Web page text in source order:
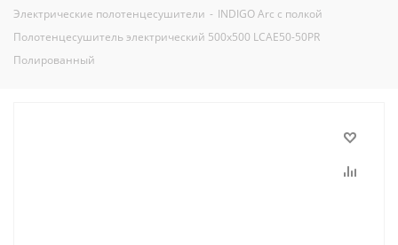
Электрические полотенцесушители - INDIGO Arc с полкой
Полотенцесушитель электрический 500х500 LCAE50-50PR
Полированный